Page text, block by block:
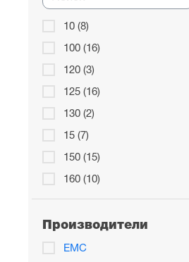
10 (8)
100 (16)
120 (3)
125 (16)
130 (2)
15 (7)
150 (15)
160 (10)
170 (1)
175 (14)
195 (1)
Производители
EMC